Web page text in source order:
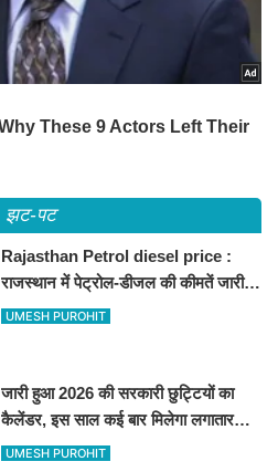
झट-पट
Rajasthan Petrol diesel price :
राजस्थान में पेट्रोल-डीजल की कीमतें जारी,
जानिए बीकानेर समेत पुरे प्रदेश में नए रेट
UMESH PUROHIT
जारी हुआ 2026 की सरकारी छुट्टियों का
कैलेंडर, इस साल कई बार मिलेगा लगातार
अवकाश, देखें
UMESH PUROHIT